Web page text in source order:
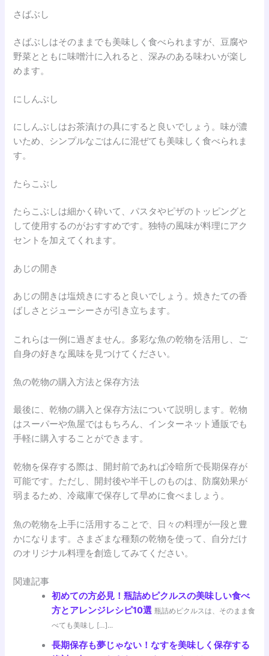
さばぶし
さばぶしはそのままでも美味しく食べられますが、豆腐や
野菜とともに味噌汁に入れると、深みのある味わいが楽し
めます。
にしんぶし
にしんぶしはお茶漬けの具にすると良いでしょう。味が濃
いため、シンプルなごはんに混ぜても美味しく食べられま
す。
たらこぶし
たらこぶしは細かく砕いて、パスタやピザのトッピングと
して使用するのがおすすめです。独特の風味が料理にアク
セントを加えてくれます。
あじの開き
あじの開きは塩焼きにすると良いでしょう。焼きたての香
ばしさとジューシーさが引き立ちます。
これらは一例に過ぎません。多彩な魚の乾物を活用し、ご
自身の好きな風味を見つけてください。
魚の乾物の購入方法と保存方法
最後に、乾物の購入と保存方法について説明します。乾物
はスーパーや魚屋ではもちろん、インターネット通販でも
手軽に購入することができます。
乾物を保存する際は、開封前であれば冷暗所で長期保存が
可能です。ただし、開封後や半干しのものは、防腐効果が
弱まるため、冷蔵庫で保存して早めに食べましょう。
魚の乾物を上手に活用することで、日々の料理が一段と豊
かになります。さまざまな種類の乾物を使って、自分だけ
のオリジナル料理を創造してみてください。
関連記事
初めての方必見！瓶詰めピクルスの美味しい食べ
方とアレンジレシピ10選 瓶詰めピクルスは、そのまま食
べても美味し […]...
長期保存も夢じゃない！なすを美味しく保存する